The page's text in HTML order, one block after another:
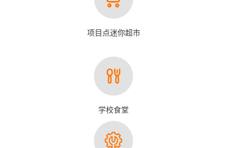
项目点迷你超市
学校食堂